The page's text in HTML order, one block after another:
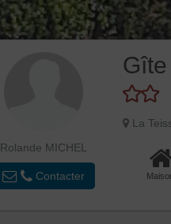
Rolande MICHEL
Contacter
La